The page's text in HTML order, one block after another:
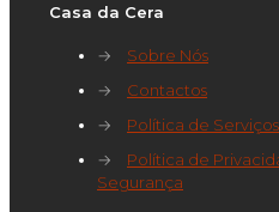
Casa da Cera
→
Sobre Nós
→
Contactos
→
Política de Serviços
→
Política de
Segurança